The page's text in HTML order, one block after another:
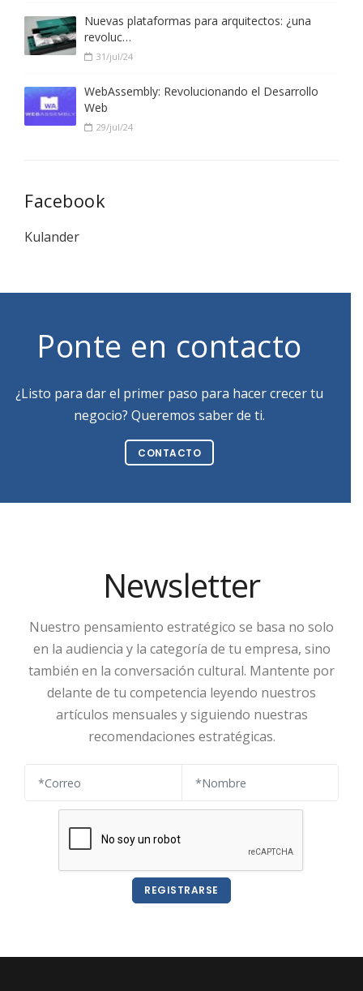
Nuevas plataformas para arquitectos: ¿una
revoluc…
31/jul/24
WebAssembly: Revolucionando el Desarrollo
Web
29/jul/24
Facebook
Kulander
Ponte en contacto
¿Listo para dar el primer paso para hacer crecer tu
negocio? Queremos saber de ti.
CONTACTO
Newsletter
Nuestro pensamiento estratégico se basa no solo
en la audiencia y la categoría de tu empresa, sino
también en la conversación cultural. Mantente por
delante de tu competencia leyendo nuestros
artículos mensuales y siguiendo nuestras
recomendaciones estratégicas.
REGISTRARSE